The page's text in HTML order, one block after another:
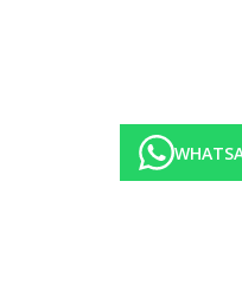
s lehátkami, vírivka,
dospelých (vstup od 16
nadštandardne
čerstvých ovocných a